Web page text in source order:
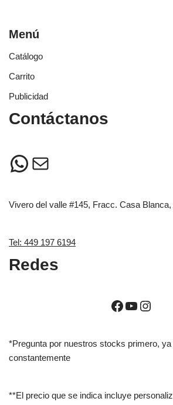
Menú
Catálogo
Carrito
Publicidad
Contáctanos
Vivero del valle #145, Fracc. Casa
Tel: 449 197 6194
Redes
*Pregunta por nuestros stocks primero,
constantemente
**El precio que se indica incluye